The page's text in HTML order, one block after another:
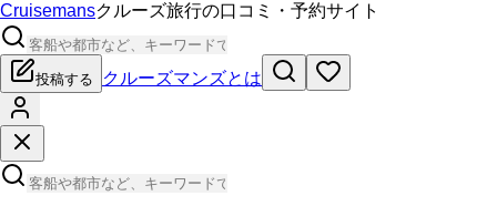
Cruisemansクルーズ旅行の口コミ・予約サイト
投稿する クルーズマンズとは